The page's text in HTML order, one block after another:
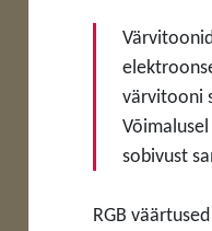
värvitooni
sobivust
RGB väärtused